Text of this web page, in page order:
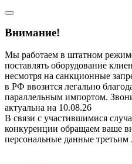
Внимание!
Мы работаем в штатном
поставлять оборудование
несмотря на санкционные
в РФ ввозится легально
параллельным импортом.
актуальна на 10.08.26
В связи с участившимися
конкуренции обращаем ваше
персональные данные третьим